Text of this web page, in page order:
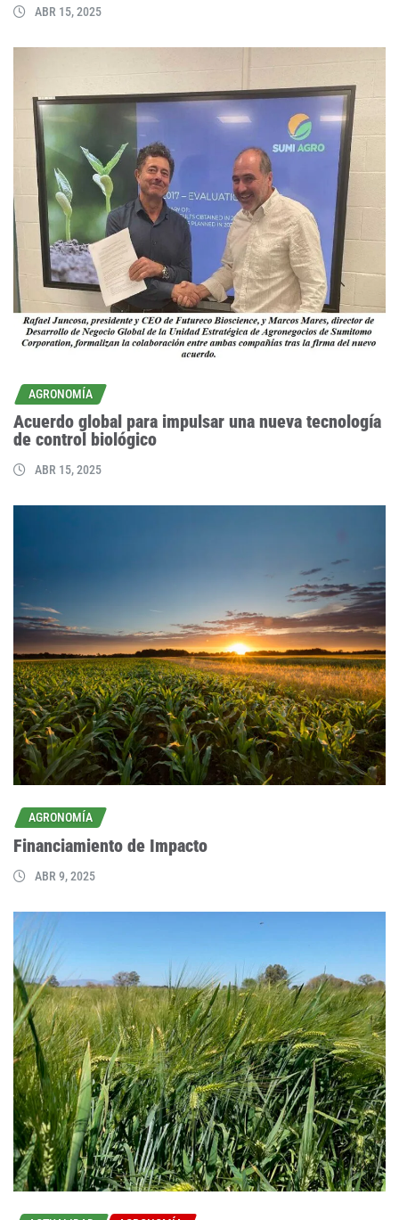
ABR 15, 2025
AGRONOMÍA
Acuerdo global para impulsar una nueva tecnología
de control biológico
ABR 15, 2025
AGRONOMÍA
Financiamiento de Impacto
ABR 9, 2025